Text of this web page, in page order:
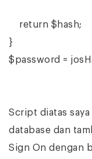
return $hash;
}
$password =
Script diatas
database dan
Sign On dengan